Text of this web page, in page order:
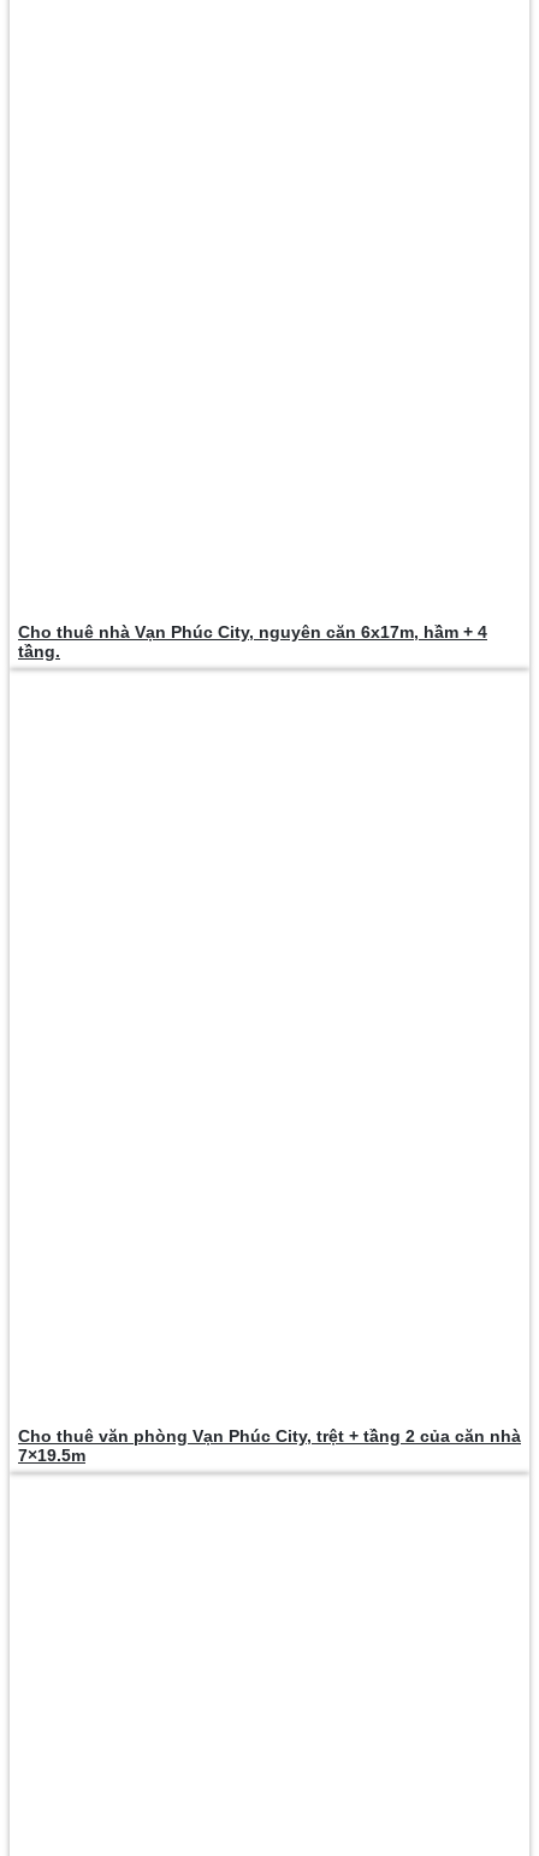
Cho thuê nhà Vạn Phúc City, nguyên căn 6x17m, hầm + 4
tầng.
Cho thuê văn phòng Vạn Phúc City, trệt + tầng 2 của căn nhà
7×19.5m